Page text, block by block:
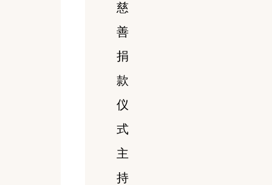
慈
善
捐
款
仪
式
主
持